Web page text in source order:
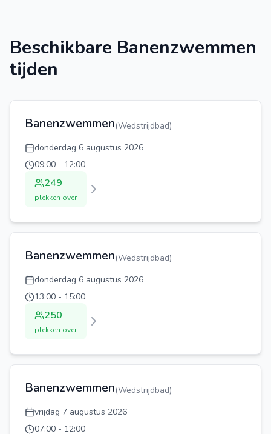
Beschikbare Banenzwemmen
tijden
Banenzwemmen(Wedstrijdbad)
donderdag 6 augustus 2026
09:00 - 12:00
249
plekken over
Banenzwemmen(Wedstrijdbad)
donderdag 6 augustus 2026
13:00 - 15:00
250
plekken over
Banenzwemmen(Wedstrijdbad)
vrijdag 7 augustus 2026
07:00 - 12:00